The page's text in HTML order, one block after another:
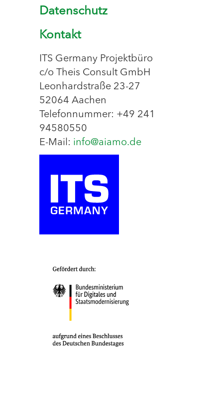
Datenschutz
Kontakt
ITS Germany Projektbüro
c/o Theis Consult GmbH
Leonhardstraße 23-27
52064 Aachen
Telefonnummer: +49 241
94580550
E-Mail: info@aiamo.de